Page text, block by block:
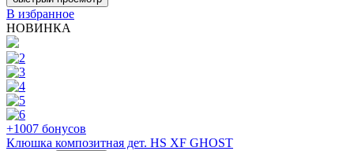
В избранное
НОВИНКА
+1007 бонусов
Клюшка композитная дет. HS XF GHOST